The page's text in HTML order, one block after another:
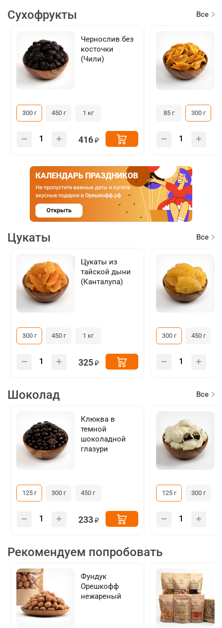
Сухофрукты
Все
Чернослив без
косточки
(Чили)
300 г 450 г 1 кг
416
85 г 300 г
Цукаты
Все
Цукаты из
тайской дыни
(Канталупа)
300 г 450 г 1 кг
325
300 г 450 г
Шоколад
Все
Клюква в
темной
шоколадной
глазури
125 г 300 г 450 г
233
125 г 300 г
Рекомендуем попробовать
Фундук
Орешкофф
нежареный